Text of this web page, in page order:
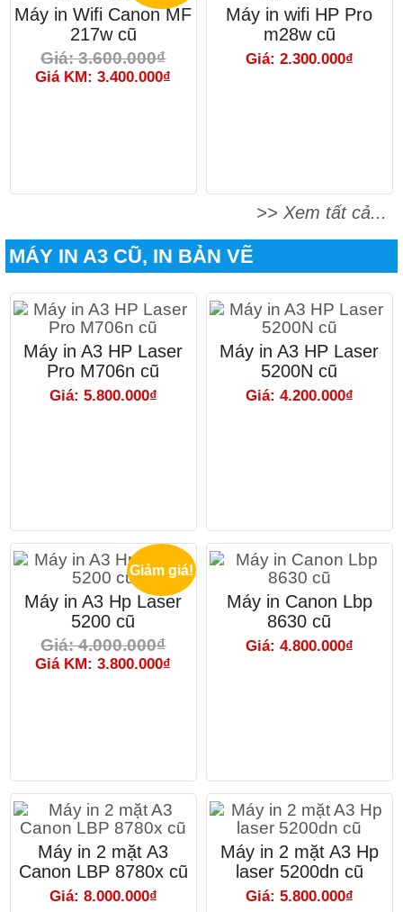
Máy in Wifi Canon MF
217w cũ
Giá: 3.600.000₫
Giá KM: 3.400.000₫
Máy in wifi HP Pro
m28w cũ
Giá: 2.300.000₫
>> Xem tất cả...
MÁY IN A3 CŨ, IN BẢN VẼ
Máy in A3 HP Laser
Pro M706n cũ
Giá: 5.800.000₫
Máy in A3 HP Laser
5200N cũ
Giá: 4.200.000₫
Giảm giá!
Máy in A3 Hp Laser
5200 cũ
Giá: 4.000.000₫
Giá KM: 3.800.000₫
Máy in Canon Lbp
8630 cũ
Giá: 4.800.000₫
Máy in 2 mặt A3
Canon LBP 8780x cũ
Giá: 8.000.000₫
Máy in 2 mặt A3 Hp
laser 5200dn cũ
Giá: 5.800.000₫